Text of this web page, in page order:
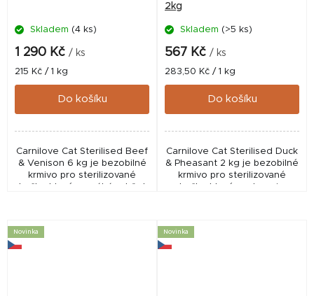
Skladem (4 ks)
1 290 Kč / ks
Měrná
cena:
215 Kč / 1 kg
Do košíku
Carnilove Cat Sterilised Beef
& Venison 6 kg je bezobilné
krmivo pro sterilizované
2kg
Skladem (>5 ks)
567 Kč / ks
Měrná
cena:
283,50 Kč / 1 kg
Do košíku
Carnilove Cat Sterilised Duck
& Pheasant 2 kg je bezobilné
krmivo pro sterilizované
Novinka Novinka